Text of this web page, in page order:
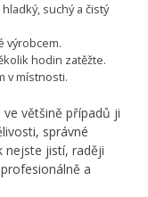
suchý a čistý
výrobcem.
hodin zatěžte.
v místnosti.
ve většině případů ji
správné
nejste jistí, raději
a